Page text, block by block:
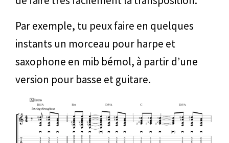
Par exemple, tu peux faire en quelques
instants un morceau pour harpe et
saxophone en mib bémol, à partir d’une
version pour basse et guitare.